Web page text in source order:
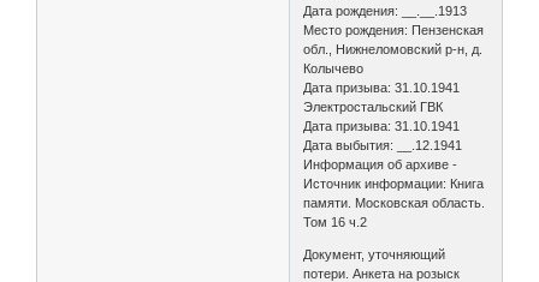
Дата рождения: __.__.1913
Место рождения: Пензенская
обл., Нижнеломовский р-н, д.
Колычево
Дата призыва: 31.10.1941
Электростальский ГВК
Дата призыва: 31.10.1941
Дата выбытия: __.12.1941
Информация об архиве -
Источник информации: Книга
памяти. Московская область.
Том 16 ч.2
Документ, уточняющий
потери. Анкета на розыск